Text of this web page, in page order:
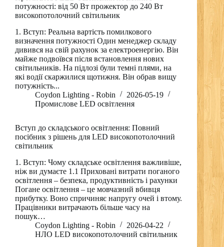
потужності: від 50 Вт прожектор до 240 Вт
високопотолочний світильник
1. Вступ: Реальна вартість помилкового
визначення потужності Один менеджер складу
дивився на свій рахунок за електроенергію. Він
майже подвоївся після встановлення нових
світильників. На підлозі були темні плями, на
які водії скаржилися щотижня. Він обрав вищу
потужність...
Coydon Lighting - Robin
2026-05-19
Промислове LED освітлення
Вступ до складського освітлення: Повний
посібник з рішень для LED високопотолочний
світильник
1. Вступ: Чому складське освітлення важливіше,
ніж ви думаєте 1.1 Приховані витрати поганого
освітлення – безпека, продуктивність і рахунки
Погане освітлення – це мовчазний вбивця
прибутку. Воно спричиняє напругу очей і втому.
Працівники витрачають більше часу на
пошук…
Coydon Lighting - Robin
2026-04-22
НЛО LED високопотолочний світильник